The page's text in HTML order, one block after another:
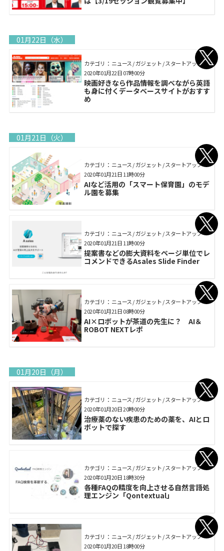
01月22日（水）
カテゴリ： ニュース / ガジェット / スタートアップ
映画好きなら作品情報を調べながら英語
も身に付くデータベースサイトがおすす
め
2020年01月22日 07時00分
01月21日（火）
カテゴリ： ニュース / ガジェット / スタートアップ
AIなど活用の「スマート保育園」のモデ
ル園を募集
2020年01月21日 11時00分
カテゴリ： ニュース / ガジェット / スタートアップ
提案書などの膨大資料をページ単位でレ
コメンドできるAsales Slide Finder
2020年01月21日 11時00分
カテゴリ： ニュース / ガジェット / スタートアップ
AI×ロボットが茶道の先生に？ AI＆
ROBOT NEXTレポ
2020年01月21日 08時00分
01月20日（月）
カテゴリ： ニュース / ガジェット / スタートアップ
治療薬のない疾患のための薬を、AIとロ
ボットで探す
2020年01月20日 20時00分
カテゴリ： ニュース / ガジェット / スタートアップ
各種FAQの精度を向上させる自然言語処
理エンジン「Qontextual」
2020年01月20日 18時30分
カテゴリ： ニュース / ガジェット / スタートアップ
2020年01月20日 18時00分